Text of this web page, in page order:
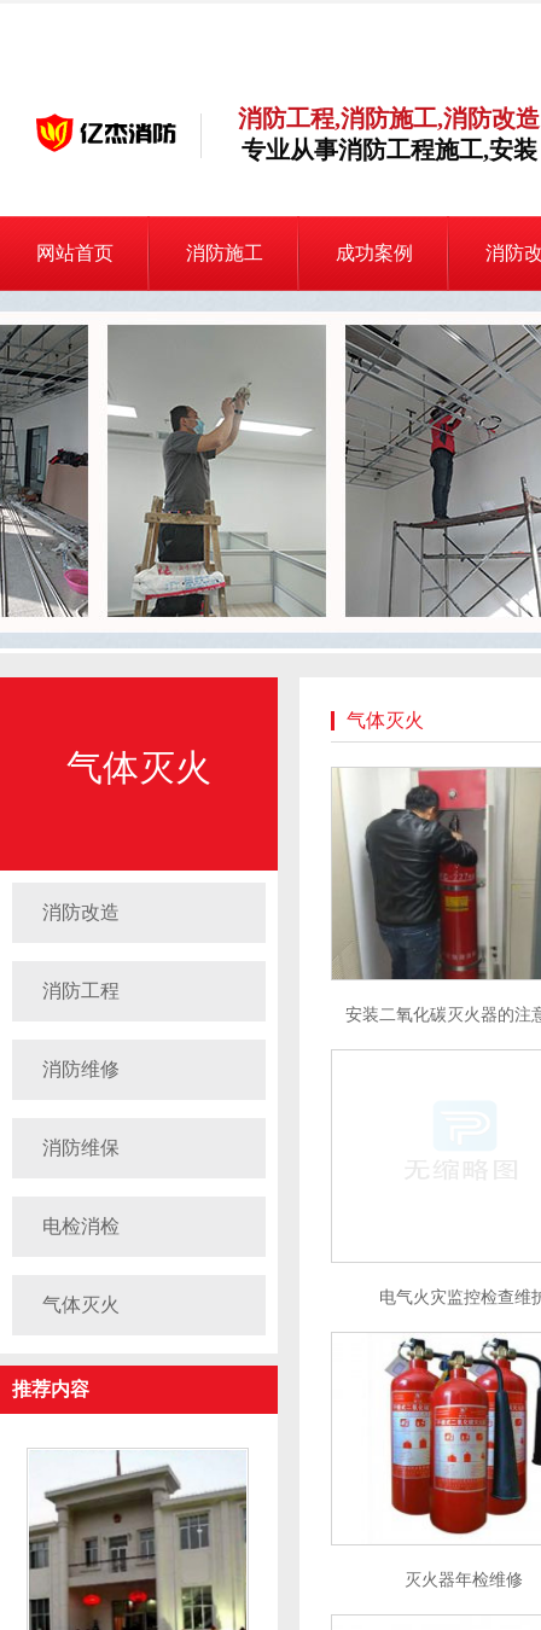
消防工程,消防施工,消防改造
专业从事消防工程施工,安装
网站首页 消防施工 成功案例 消防
气体灭火
消防改造
消防工程
消防维修
消防维保
电检消检
气体灭火
推荐内容
气体灭火
安装二氧化碳灭火器的注
电气火灾监控检查维
灭火器年检维修